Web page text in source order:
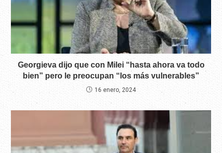
Georgieva dijo que con Milei “hasta ahora va todo
bien” pero le preocupan “los más vulnerables”
16 enero, 2024